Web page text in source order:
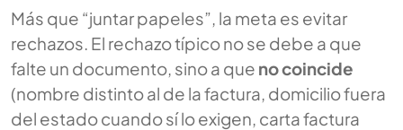
Más que “juntar papeles”, la meta es evitar
rechazos. El rechazo típico no se debe a que
falte un documento, sino a que no coincide
(nombre distinto al de la factura, domicilio fuera
del estado cuando sí lo exigen, carta factura